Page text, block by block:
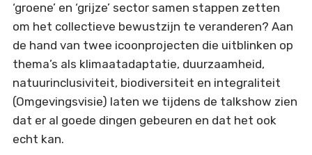
‘groene’ en ‘grijze’ sector samen stappen zetten
om het collectieve bewustzijn te veranderen? Aan
de hand van twee icoonprojecten die uitblinken op
thema’s als klimaatadaptatie, duurzaamheid,
natuurinclusiviteit, biodiversiteit en integraliteit
(Omgevingsvisie) laten we tijdens de talkshow zien
dat er al goede dingen gebeuren en dat het ook
echt kan.